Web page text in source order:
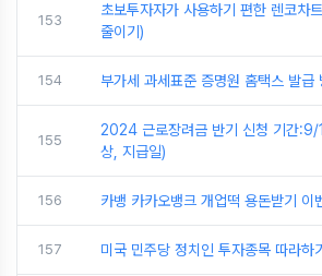
153
초보투자자가 사용하기 편한 렌코차
줄이기)
154 부가세 과세표준 증명원 홈택스 발급
155
2024 근로장려금 반기 신청 기간
상, 지급일)
156 카뱅 카카오뱅크 개업떡 용돈받기
157 미국 민주당 정치인 투자종목 따라